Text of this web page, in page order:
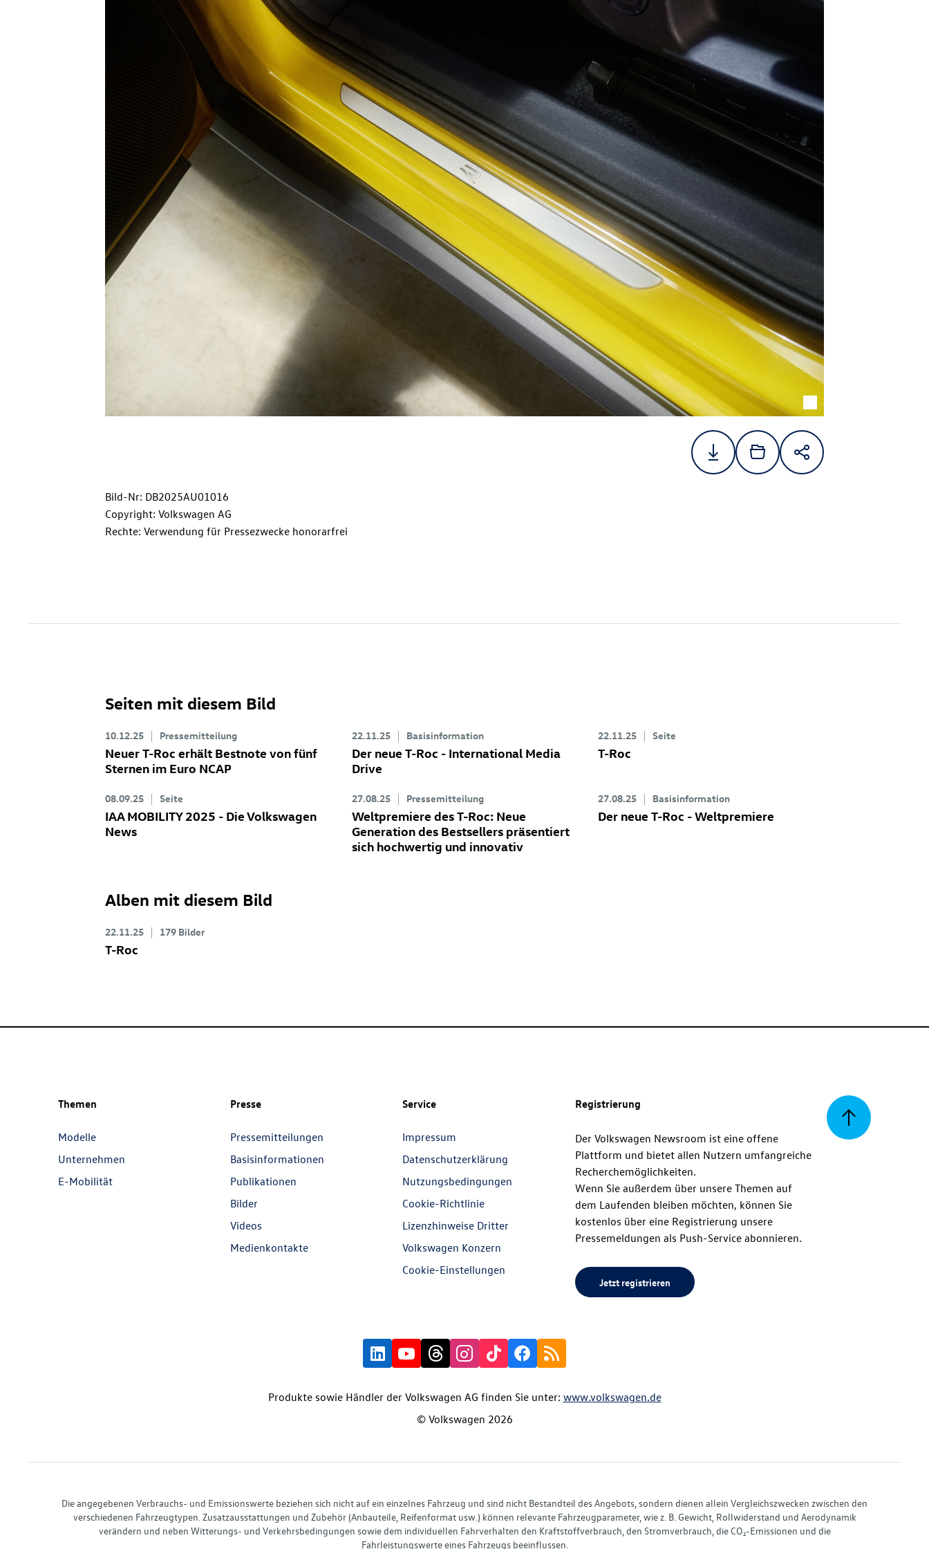
Bild-Nr: DB2025AU01016
Copyright: Volkswagen AG
Rechte: Verwendung für Pressezwecke honorarfrei
Seiten mit diesem Bild
10.12.25 Pressemitteilung
NeuerT-Roc erhält Bestnote von fünf
Sternen im Euro NCAP
22.11.25 Basisinformation
Der neue T-Roc - International Media
Drive
22.11.25 Seite
T-Roc
08.09.25 Seite
IAA MOBILITY 2025 - Die Volkswagen
News
27.08.25 Pressemitteilung
Weltpremiere desT-Roc: Neue
Generation des Bestsellers präsentiert
sich hochwertig und innovativ
27.08.25 Basisinformation
Der neueT-Roc - Weltpremiere
Alben mit diesem Bild
22.11.25 179 Bilder
T-Roc
Zurück
Themen
Modelle
Unternehmen
E-Mobilität
Presse
Pressemitteilungen
Basisinformationen
Publikationen
Bilder
Videos
Medienkontakte
Service
Impressum
Datenschutzerklärung
Nutzungsbedingungen
Cookie-Richtlinie
Lizenzhinweise Dritter
Volkswagen Konzern
Cookie-Einstellungen
Registrierung
Der Volkswagen Newsroom ist eine offene
Plattform und bietet allen Nutzern umfangreiche
Recherchemöglichkeiten.
Wenn Sie außerdem über unsere Themen auf
dem Laufenden bleiben möchten, können Sie
kostenlos über eine Registrierung unsere
Pressemeldungen als Push-Service abonnieren.
Jetzt registrieren
Produkte sowie Händler der Volkswagen AG finden Sie unter: www.volkswagen.de
© Volkswagen 2026
Die angegebenen Verbrauchs- und Emissionswerte beziehen sich nicht auf ein einzelnes Fahrzeug und sind nicht Bestandteil des Angebots, sondern dienen allein Vergleichszwecken zwischen den
verschiedenen Fahrzeugtypen. Zusatzausstattungen und Zubehör (Anbauteile, Reifenformat usw.) können relevante Fahrzeugparameter, wie z. B. Gewicht, Rollwiderstand und Aerodynamik
verändern und neben Witterungs- und Verkehrsbedingungen sowie dem individuellen Fahrverhalten den Kraftstoffverbrauch, den Stromverbrauch, die CO₂-Emissionen und die
Fahrleistungswerte eines Fahrzeugs beeinflussen.